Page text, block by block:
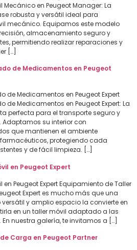
Mecánico en Peugeot Manager: La
robusta y versátil ideal para
mecánico. Equipamos este modelo
almacenamiento seguro y
permitiendo realizar reparaciones y
[…]
de Medicamentos en Peugeot
de Medicamentos en Peugeot Expert
de Medicamentos en Peugeot Expert: La
perfecta para el transporte seguro y
su interior con
que mantienen el ambiente
protegiendo cada
y de fácil limpieza. […]
en Peugeot Expert
Peugeot Expert Equipamiento de Taller
Expert es mucho más que una
y amplio espacio la convierte en
en un taller móvil adaptado a las
nuestra galería, te invitamos a […]
Carga en Peugeot Partner